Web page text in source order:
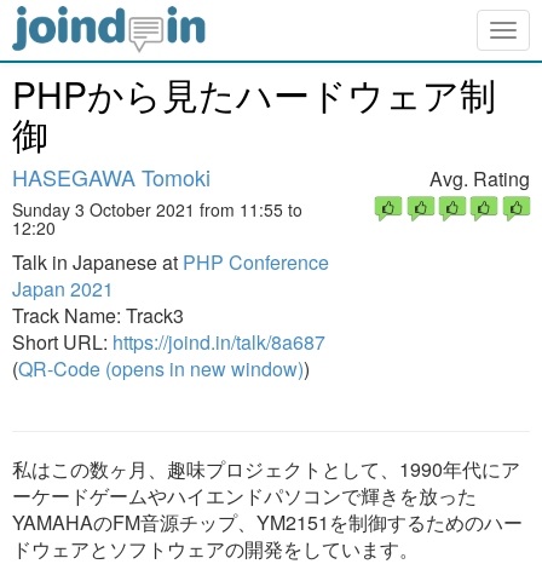
PHPから見たハードウェア制
御
HASEGAWA Tomoki
Sunday 3 October 2021 from 11:55 to
12:20
Talk in Japanese at PHP Conference
Japan 2021
Track Name: Track3
Short URL: https://joind.in/talk/8a687
(QR-Code (opens in new window))
Avg. Rating
私はこの数ヶ月、趣味プロジェクトとして、1990年代にア
ーケードゲームやハイエンドパソコンで輝きを放った
YAMAHAのFM音源チップ、YM2151を制御するためのハー
ドウェアとソフトウェアの開発をしています。